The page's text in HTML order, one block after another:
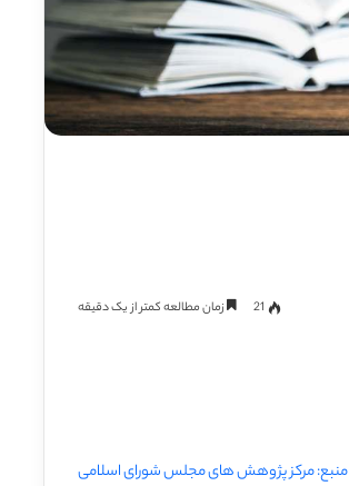
21 زمان مطالعه کمتر از یک دقیقه
منبع: مرکز پژوهش های مجلس شورای اسلامی